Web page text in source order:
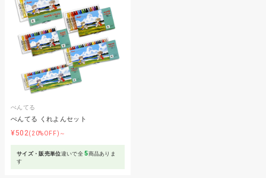
ぺんてる
ぺんてる くれよんセット
¥502(20%OFF)～
サイズ・販売単位違いで全5商品ありま
す